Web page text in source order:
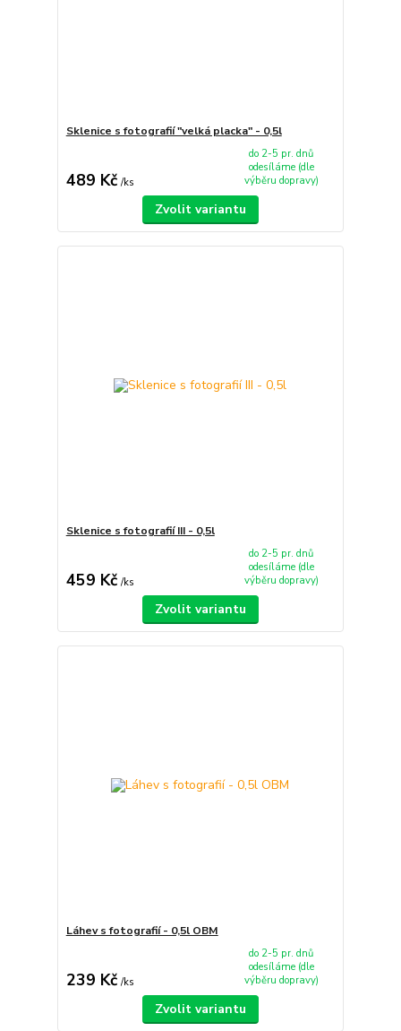
Sklenice s fotografií "velká placka" - 0,5l
489 Kč /ks
do 2-5 pr. dnů
odesíláme (dle
výběru dopravy)
Zvolit variantu
Sklenice s fotografií III - 0,5l
459 Kč /ks
do 2-5 pr. dnů
odesíláme (dle
výběru dopravy)
Zvolit variantu
Láhev s fotografií - 0,5l OBM
239 Kč /ks
do 2-5 pr. dnů
odesíláme (dle
výběru dopravy)
Zvolit variantu